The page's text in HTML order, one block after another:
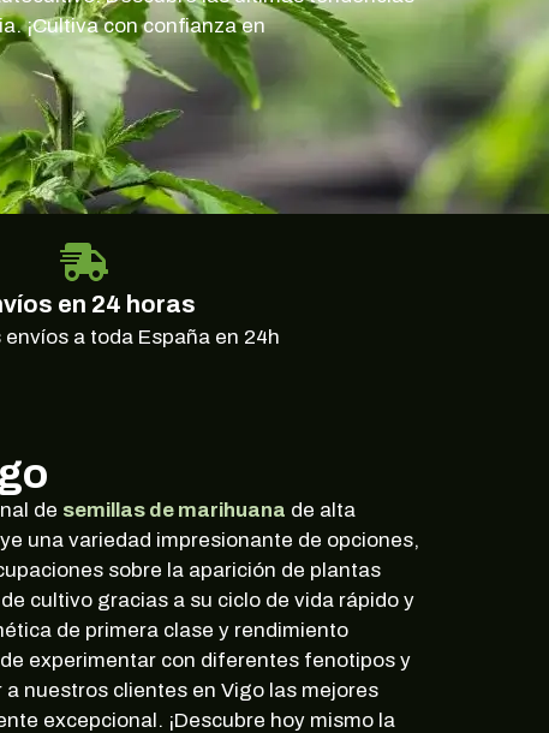
¡Cultiva con confianza en
en 24 horas
envíos a toda España en 24h
de semillas de marihuana de alta
una variedad impresionante de opciones,
sobre la aparición de plantas
cultivo gracias a su ciclo de vida rápido y
de primera clase y rendimiento
experimentar con diferentes fenotipos y
nuestros clientes en Vigo las mejores
excepcional. ¡Descubre hoy mismo la